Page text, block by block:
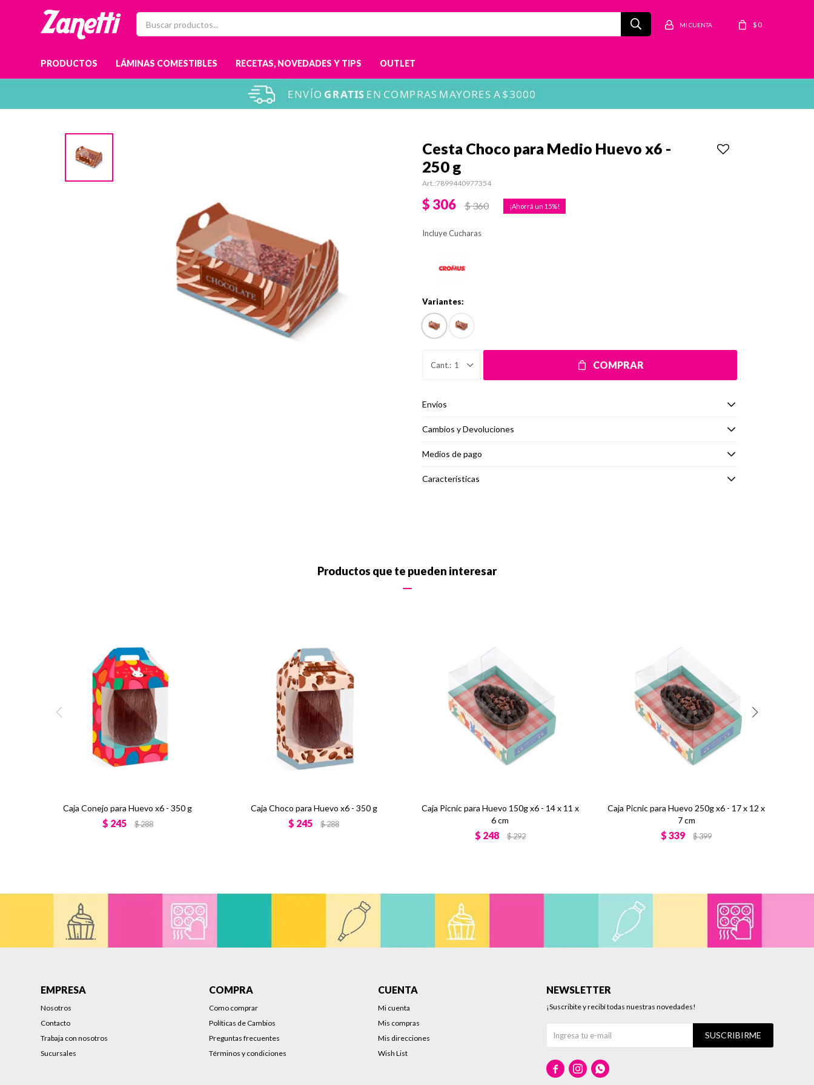
PRODUCTOS LÁMINAS COMESTIBLES RECETAS, NOVEDADES Y TIPS OUTLET
$ 0
Cesta Choco para Medio Huevo x6 -
250 g
7899440977354
$ 306 $360 15
Incluye Cucharas
Variantes:
1 COMPRAR
Envíos
Cambios y Devoluciones
Medios de pago
Características
Productos que te pueden interesar
Caja Conejo para Huevo x6 - 350 g
$ 245 $288
Caja Choco para Huevo x6 - 350 g
$ 245 $288
Caja Picnic para Huevo 150g x6 - 14 x 11 x
6 cm
$ 248 $292
Caja Picnic para Huevo 250g x6 - 17 x 12 x
7 cm
$ 339 $399
EMPRESA
Nosotros
Contacto
Trabaja con nosotros
Sucursales
COMPRA
Como comprar
Políticas de Cambios
Preguntas frecuentes
Términos y condiciones
CUENTA
Mi cuenta
Mis compras
Mis direcciones
Wish List
NEWSLETTER
¡Suscribite y recibí todas nuestras novedades!
SUSCRIBIRME
  